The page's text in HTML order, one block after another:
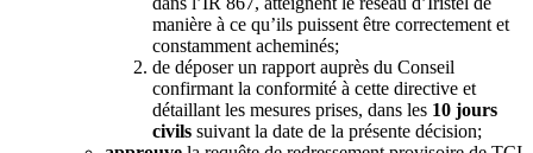
manière à ce qu’ils puissent être correctement et
constamment acheminés;
de déposer un rapport auprès du Conseil
confirmant la conformité à cette directive et
détaillant les mesures prises, dans les 10 jours
civils suivant la date de la présente décision;